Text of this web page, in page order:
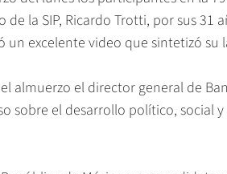
la SIP, Ricardo Trotti, por sus 31
un excelente video que sintetizó su
almuerzo el director general de
sobre el desarrollo político, social